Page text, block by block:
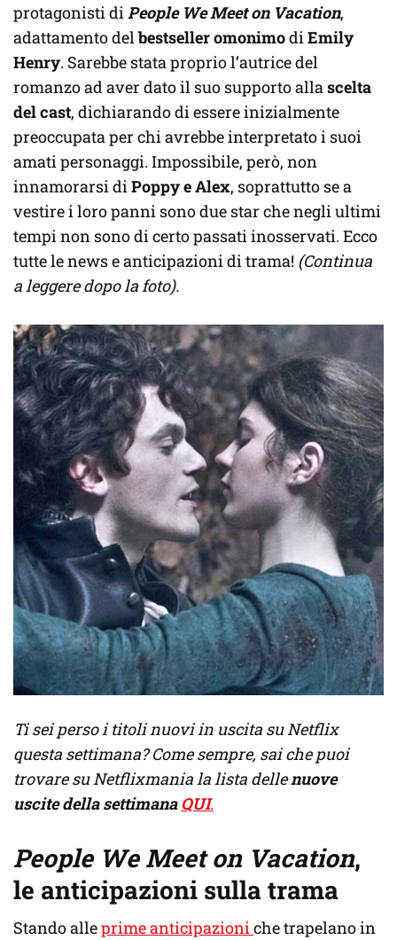
protagonisti di People We Meet on Vacation,
adattamento delbestseller omonimodi Emily
Henry. Sarebbe stata proprio l’autrice del
romanzo ad aver dato il suo supporto alla scelta
del cast, dichiarando di essere inizialmente
preoccupata per chi avrebbe interpretato i suoi
amati personaggi. Impossibile, però, non
innamorarsi di Poppy e Alex, soprattutto se a
vestire i loro panni sono due star che negli ultimi
tempi non sono di certo passati inosservati. Ecco
tutte le news e anticipazioni di trama! (Continua
a leggere dopo la foto).
Ti sei perso i titoli nuovi in uscita su Netflix
questa settimana? Come sempre, sai che puoi
trovare su Netflixmania la lista dellenuove
uscite della settimana QUI.
People We Meet on Vacation,
le anticipazioni sulla trama
Stando alleprime anticipazioni che trapelano in